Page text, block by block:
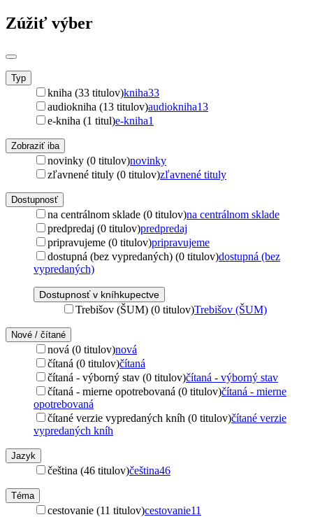
Zúžiť výber
Typ
kniha (33 titulov)kniha33
audiokniha (13 titulov)audiokniha13
e-kniha (1 titul)e-kniha1
Zobraziť iba
novinky (0 titulov)novinky
zľavnené tituly (0 titulov)zľavnené tituly
Dostupnosť
na centrálnom sklade (0 titulov)na centrálnom sklade
predpredaj (0 titulov)predpredaj
pripravujeme (0 titulov)pripravujeme
dostupná (bez vypredaných) (0 titulov)dostupná (bez
vypredaných)
Dostupnosť v kníhkupectve
Trebišov (ŠUM) (0 titulov)Trebišov (ŠUM)
Nové / čítané
nová (0 titulov)nová
čítaná (0 titulov)čítaná
čítaná - výborný stav (0 titulov)čítaná - výborný stav
čítaná - mierne opotrebovaná (0 titulov)čítaná - mierne
opotrebovaná
čítané verzie vypredaných kníh (0 titulov)čítané verzie
vypredaných kníh
Jazyk
čeština (46 titulov)čeština46
Téma
cestovanie (11 titulov)cestovanie11